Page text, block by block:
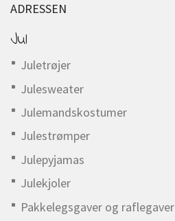
ADRESSEN
Jul
Juletrøjer
Julesweater
Julemandskostumer
Julestrømper
Julepyjamas
Julekjoler
Pakkelegsgaver og raflegaver